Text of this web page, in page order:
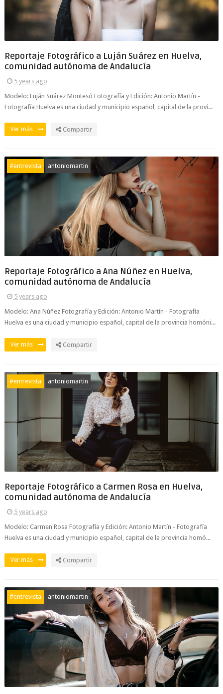
Reportaje Fotográfico a Luján Suárez en Huelva,
comunidad autónoma de Andalucía
5 years ago
Modelo: Luján Suárez Montesó Fotografía y Edición: Antonio Martín -
Fotografía Huelva es una ciudad y municipio español, capital de la provi...
Ver más Compartir
#entrevista antoniomartin
Reportaje Fotográfico a Ana Núñez en Huelva,
comunidad autónoma de Andalucía
5 years ago
Modelo: Ana Núñez Fotografía y Edición: Antonio Martín - Fotografía
Huelva es una ciudad y municipio español, capital de la provincia homóni...
Ver más Compartir
#entrevista antoniomartin
Reportaje Fotográfico a Carmen Rosa en Huelva,
comunidad autónoma de Andalucía
5 years ago
Modelo: Carmen Rosa Fotografía y Edición: Antonio Martín - Fotografía
Huelva es una ciudad y municipio español, capital de la provincia homó...
Ver más Compartir
#entrevista antoniomartin